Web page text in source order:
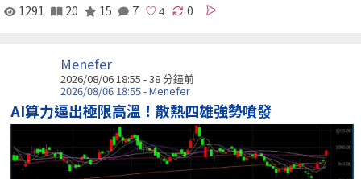
1291
20 15 7 0
Menefer
2026/08/06 18:55 -38 分鐘前
2026/08/06 18:55 - Menefer
AI算力逼出極限高溫！散熱四雄強勢噴發